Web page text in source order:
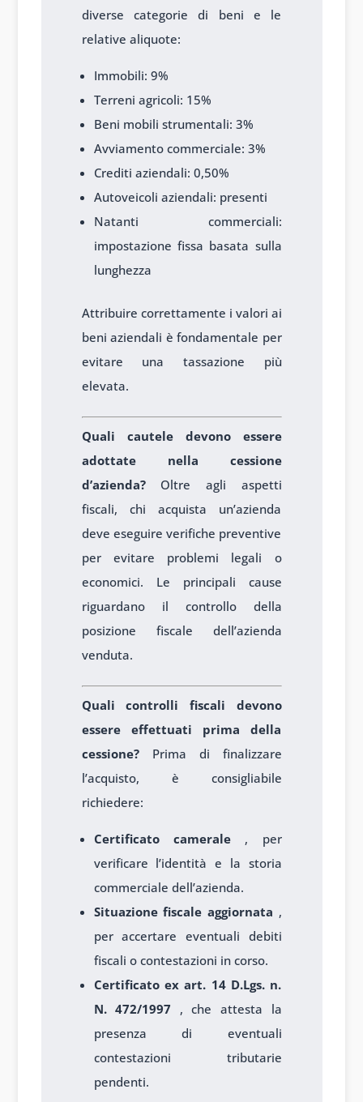
diverse categorie di beni e le
relative aliquote:
Immobili: 9%
Terreni agricoli: 15%
Beni mobili strumentali: 3%
Avviamento commerciale: 3%
Crediti aziendali: 0,50%
Autoveicoli aziendali: presenti
Natanti commerciali:
impostazione fissa basata sulla
lunghezza
Attribuire correttamente i valori ai
beni aziendali è fondamentale per
evitare una tassazione più
elevata.
Quali cautele devono essere
adottate nella cessione
d’azienda? Oltre agli aspetti
fiscali, chi acquista un’azienda
deve eseguire verifiche preventive
per evitare problemi legali o
economici. Le principali cause
riguardano il controllo della
posizione fiscale dell’azienda
venduta.
Quali controlli fiscali devono
essere effettuati prima della
cessione? Prima di finalizzare
l’acquisto, è consigliabile
richiedere:
Certificato camerale, per
verificare l’identità e la storia
commerciale dell’azienda.
Situazione fiscale aggiornata ,
per accertare eventuali debiti
fiscali o contestazioni in corso.
Certificato ex art. 14 D.Lgs. n.
N. 472/1997 , che attesta la
presenza di eventuali
contestazioni tributarie
pendenti.